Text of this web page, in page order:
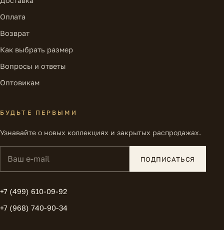
Оплата
Возврат
Как выбрать размер
Вопросы и ответы
Оптовикам
БУДЬТЕ ПЕРВЫМИ
Узнавайте о новых коллекциях и закрытых распродажах.
ПОДПИСАТЬСЯ
+7 (499) 610-09-92
+7 (968) 740-90-34